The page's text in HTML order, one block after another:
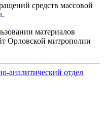
средств массовой
.
материалов
Орловской митрополии
аналитический отдел